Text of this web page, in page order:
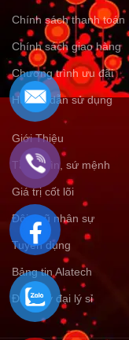
Chính sách thanh toán
Chính sách giao hàng
Chương trình ưu đãi
Hướng dẫn sử dụng
Giới Thiệu
Tầm nhìn, sứ mệnh
Giá trị cốt lõi
Đội ngũ nhân sự
Tuyển dụng
Bảng tin Alatech
Đăng ký đại lý sỉ